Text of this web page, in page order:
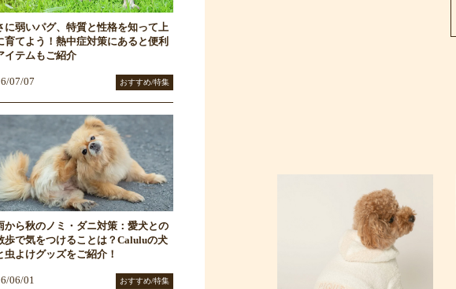
に弱いパグ、特質と性格を知って上
育てよう！熱中症対策にあると便利
イテムもご紹介
07/07 おすすめ/特集
から秋のノミ・ダニ対策：愛犬との
歩で気をつけることは？Caluluの犬
虫よけグッズをご紹介！
06/01 おすすめ/特集